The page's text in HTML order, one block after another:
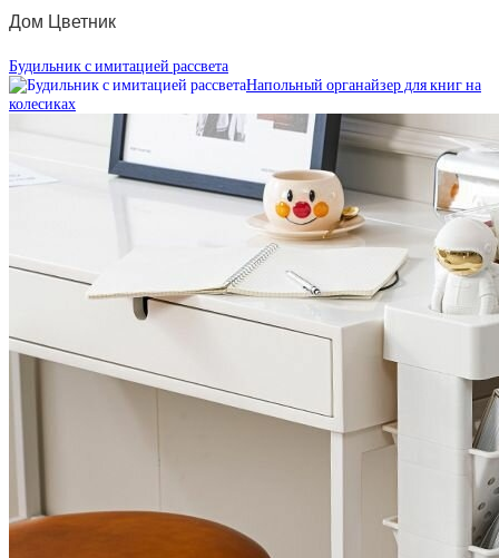
Дом Цветник
Будильник с имитацией рассвета
Напольный органайзер для книг на
колесиках